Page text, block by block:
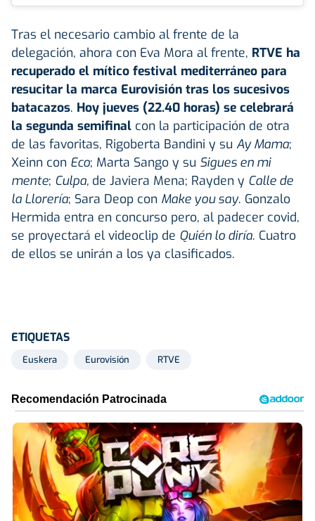
Tras el necesario cambio al frente de la
delegación, ahora con Eva Mora al frente, RTVE ha
recuperado el mítico festival mediterráneo para
resucitar la marca Eurovisión tras los sucesivos
batacazos. Hoy jueves (22.40 horas) se celebrará
la segunda semifinal con la participación de otra
de las favoritas, Rigoberta Bandini y su Ay Mama;
Xeinn con Eco; Marta Sango y su Sigues en mi
mente; Culpa, de Javiera Mena; Rayden y Calle de
la Llorería; Sara Deop con Make you say. Gonzalo
Hermida entra en concurso pero, al padecer covid,
se proyectará el videoclip de Quién lo diría. Cuatro
de ellos se unirán a los ya clasificados.
ETIQUETAS
Euskera Eurovisión RTVE